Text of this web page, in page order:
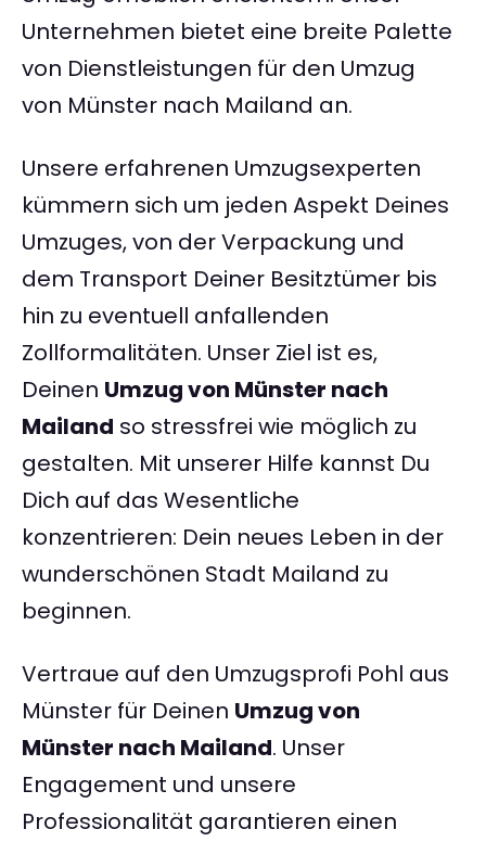
Unternehmen bietet eine breite Palette
von Dienstleistungen für den Umzug
von Münster nach Mailand an.
Unsere erfahrenen Umzugsexperten
kümmern sich um jeden Aspekt Deines
Umzuges, von der Verpackung und
dem Transport Deiner Besitztümer bis
hin zu eventuell anfallenden
Zollformalitäten. Unser Ziel ist es,
Deinen Umzug von Münster nach
Mailand so stressfrei wie möglich zu
gestalten. Mit unserer Hilfe kannst Du
Dich auf das Wesentliche
konzentrieren: Dein neues Leben in der
wunderschönen Stadt Mailand zu
beginnen.
Vertraue auf den Umzugsprofi Pohl aus
Münster für Deinen Umzug von
Münster nach Mailand. Unser
Engagement und unsere
Professionalität garantieren einen